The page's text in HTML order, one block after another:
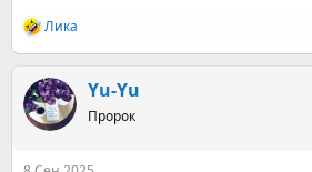
Р
е
к
ц
и
Ликa
Yu-Yu
Пророк